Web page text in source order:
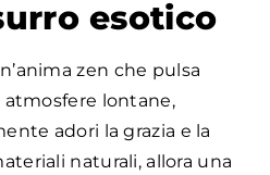
esotico
zen che pulsa
atmosfere lontane,
adori la grazia e la
naturali, allora una